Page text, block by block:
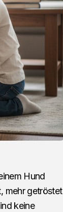
Hund
mehr getröstet
keine